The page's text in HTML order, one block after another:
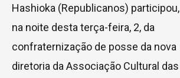
Hashioka (Republicanos) participou,
na noite desta terça-feira, 2, da
confraternização de posse da nova
diretoria da Associação Cultural das